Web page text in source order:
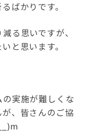
ばかりです。
る思いですが、
と思います。
実施が難しくな
、皆さんのご協